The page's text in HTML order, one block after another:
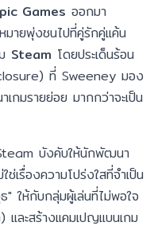
Games ออกมา
มายพุ่งชนไปที่คู่รักคู่แค้น
Steam โดยประเด็นร้อน
ที่ Sweeney มอง
กมรายย่อย มากกว่าจะเป็น
บังคับให้นักพัฒนา
เรื่องความโปร่งใสที่จำเป็น
" ให้กับกลุ่มผู้เล่นที่ไม่พอใจ
ละสร้างแคมเปญแบนเกม